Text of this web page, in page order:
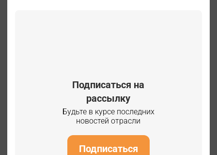
Подписаться на
рассылку
Будьте в курсе последних
новостей отрасли
Подписаться